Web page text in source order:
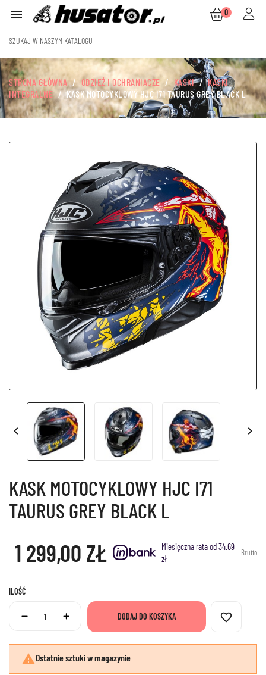
 0
STRONA GŁÓWNA ODZIEŻ I OCHRANIACZE KASKI
KASKI
INTEGRALNE
KASK MOTOCYKLOWY HJC I71 TAURUS GREY BLACK L
 
KASK MOTOCYKLOWY HJC I71
TAURUS GREY BLACK L
1 299,00 ZŁ
Miesięczna rata od 34.69
zł
Brutto
ILOŚĆ
DODAJ DO KOSZYKA favorite_border
Ostatnie sztuki w magazynie